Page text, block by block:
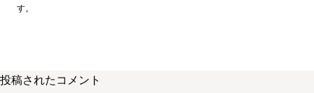
す。
投稿されたコメント